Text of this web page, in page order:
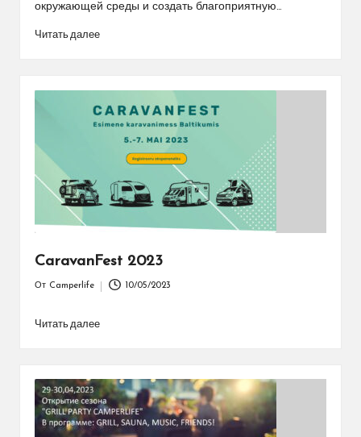
окружающей среды и создать благоприятную…
Читать далее
CaravanFest 2023
От Camperlife 10/05/2023
Читать далее